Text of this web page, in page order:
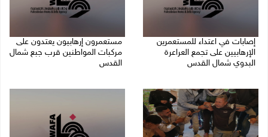
إصابات في اعتداء للمستعمرين
الإرهابيين على تجمع العراعرة
البدوي شمال القدس
مستعمرون إرهابيون يعتدون على
مركبات المواطنين قرب جبع شمال
القدس